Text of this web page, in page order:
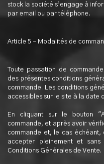
stock la société s’engage à
par email ou par téléphone.
Article 5 – Modalités de
Toute passation de
des présentes conditions
commande. Les conditions
accessibles sur le site à la date
En cliquant sur le bouton
commande, et après avoir
commande et, le cas échéant,
accepter pleinement et sans
Conditions Générales de Vente.